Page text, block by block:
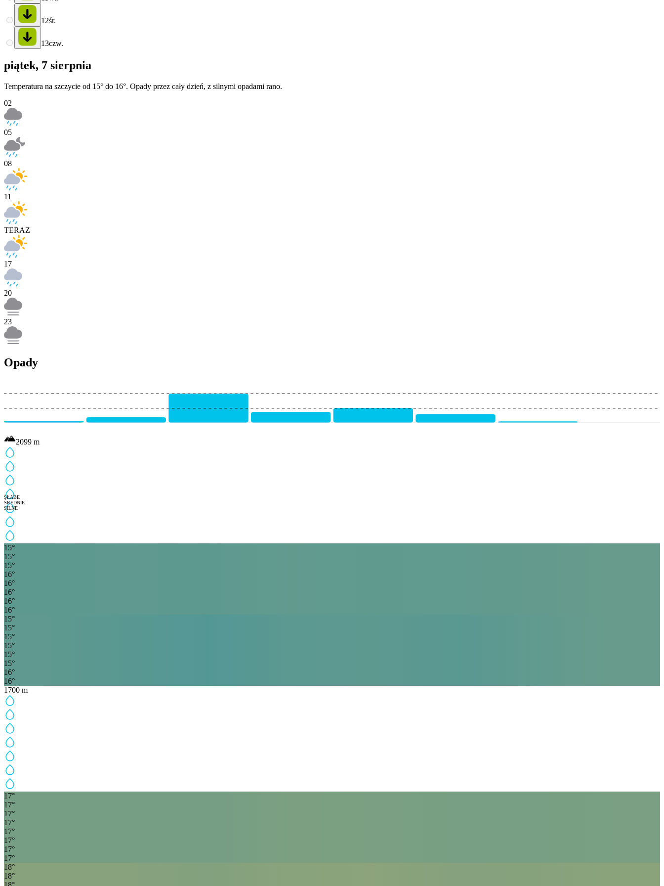
12śr.
13czw.
piątek, 7 sierpnia
Temperatura na szczycie od 15° do 16°. Opady przez cały dzień, z silnymi opadami rano.
02
05
08
11
TERAZ
17
20
23
Opady
SŁABE
ŚREDNIE
SILNE
2099 m
15°
15°
15°
16°
16°
16°
16°
16°
15°
15°
15°
15°
15°
15°
16°
16°
1700 m
17°
17°
17°
17°
17°
17°
17°
17°
18°
18°